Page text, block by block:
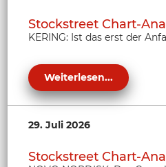
Stockstreet Chart-
KERING: Ist das erst der
Weiterlesen...
29. Juli 2026
Stockstreet Chart-